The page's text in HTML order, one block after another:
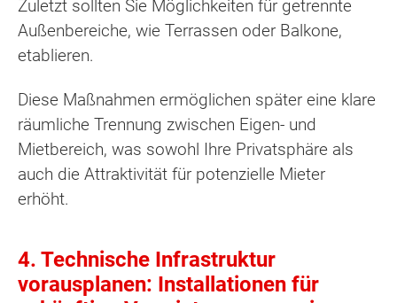
Zuletzt sollten Sie Möglichkeiten für getrennte
Außenbereiche, wie Terrassen oder Balkone,
etablieren.
Diese Maßnahmen ermöglichen später eine klare
räumliche Trennung zwischen Eigen- und
Mietbereich, was sowohl Ihre Privatsphäre als
auch die Attraktivität für potenzielle Mieter
erhöht.
4. Technische Infrastruktur
vorausplanen: Installationen für